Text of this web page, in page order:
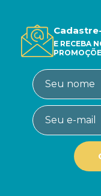
E RECEBA